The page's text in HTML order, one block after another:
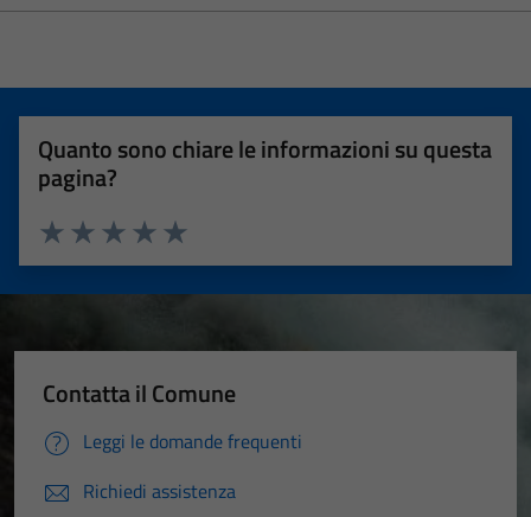
Quanto sono chiare le informazioni su questa
pagina?
Valuta 5 stelle su 5
Valuta 4 stelle su 5
Valuta 3 stelle su 5
Valuta 2 stelle su 5
Valuta 1 stelle su 5
Contatta il Comune
Leggi le domande frequenti
Richiedi assistenza